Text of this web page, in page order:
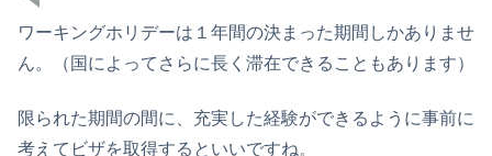
ワーキングホリデーは１年間の決まった期間しかありませ
ん。（国によってさらに長く滞在できることもあります）
限られた期間の間に、充実した経験ができるように事前に
考えてビザを取得するといいですね。